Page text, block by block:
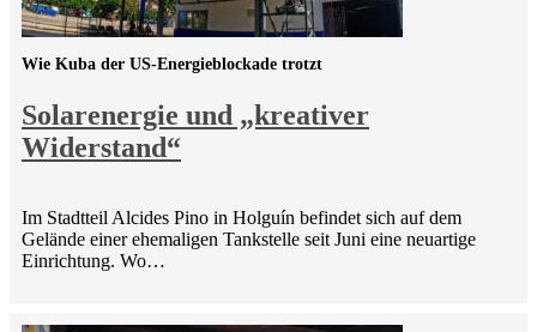
Solarenergie und „kreativer
Widerstand“
Wie Kuba der US-Energieblockade trotzt
Im Stadtteil Alcides Pino in Holguín befindet sich auf dem
Gelände einer ehemaligen Tankstelle seit Juni eine neuartige
Einrichtung. Wo…